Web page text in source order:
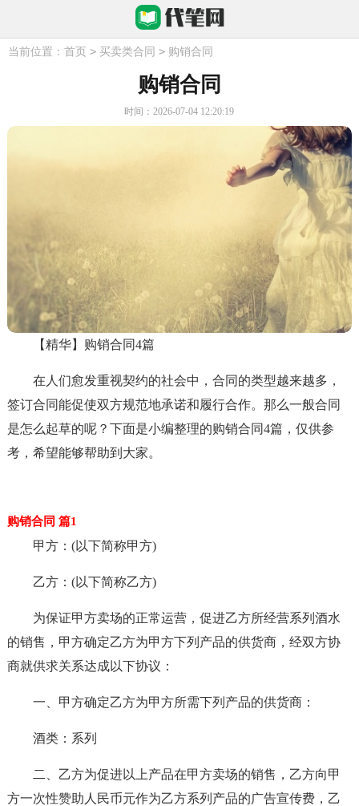
当前位置： 首页 > 买卖类合同 > 购销合同
购销合同
时间：2026-07-04 12:20:19
【精华】购销合同4篇
在人们愈发重视契约的社会中，合同的类型越来越多，
签订合同能促使双方规范地承诺和履行合作。那么一般合同
是怎么起草的呢？下面是小编整理的购销合同4篇，仅供参
考，希望能够帮助到大家。
购销合同 篇1
甲方：(以下简称甲方)
乙方：(以下简称乙方)
为保证甲方卖场的正常运营，促进乙方所经营系列酒水
的销售，甲方确定乙方为甲方下列产品的供货商，经双方协
商就供求关系达成以下协议：
一、甲方确定乙方为甲方所需下列产品的供货商：
酒类：系列
二、乙方为促进以上产品在甲方卖场的销售，乙方向甲
方一次性赞助人民币元作为乙方系列产品的广告宣传费，乙